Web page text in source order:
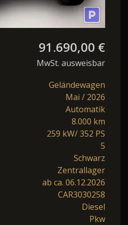
91.690,00 €
MwSt. ausweisbar
Geländewagen
Mai / 2026
Automatik
8.000 km
259 kW/ 352 PS
5
Schwarz
Zentrallager
ab ca. 06.12.2026
CAR3030258
Diesel
Pkw